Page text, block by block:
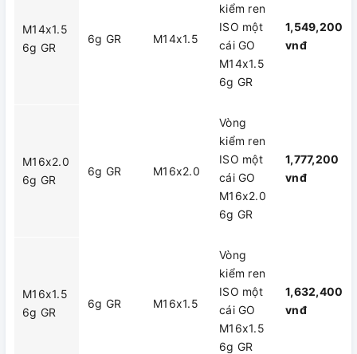
M14x1.5
6g GR
6g GR M14x1.5
kiểm ren
ISO một
cái GO
M14x1.5
6g GR
1,549,200
vnđ
M16x2.0
6g GR
6g GR M16x2.0
Vòng
kiểm ren
ISO một
cái GO
M16x2.0
6g GR
1,777,200
vnđ
M16x1.5
6g GR
6g GR M16x1.5
Vòng
kiểm ren
ISO một
cái GO
M16x1.5
6g GR
1,632,400
vnđ